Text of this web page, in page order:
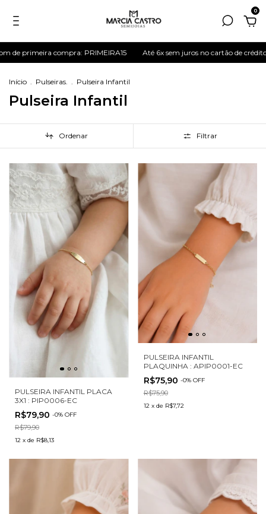
0
primeira compra: PRIMEIRA15 Até 6x sem juros no cartão de crédito
Início . Pulseiras. . Pulseira Infantil
Pulseira Infantil
Ordenar Filtrar
PULSEIRA INFANTIL PLACA
3X1 : PIP0006-EC
R$79,90 -0% OFF
R$79,90
12 x de R$8,13
PULSEIRA INFANTIL
PLAQUINHA : APIP0001-EC
R$75,90 -0% OFF
R$75,90
12 x de R$7,72